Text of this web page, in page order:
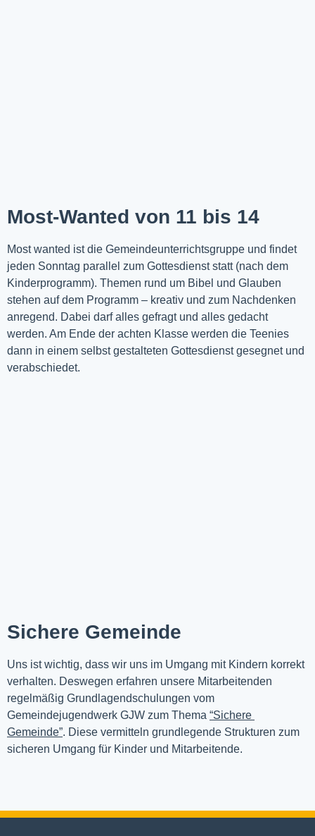
Most-Wanted von 11 bis 14
Most wanted ist die Gemeindeunterrichtsgruppe und findet
jeden Sonntag parallel zum Gottesdienst statt (nach dem
Kinderprogramm). Themen rund um Bibel und Glauben
stehen auf dem Programm – kreativ und zum Nachdenken
anregend. Dabei darf alles gefragt und alles gedacht
werden. Am Ende der achten Klasse werden die Teenies
dann in einem selbst gestalteten Gottesdienst gesegnet und
verabschiedet.
Sichere Gemeinde
Uns ist wichtig, dass wir uns im Umgang mit Kindern korrekt
verhalten. Deswegen erfahren unsere Mitarbeitenden
regelmäßig Grundlagendschulungen vom
Gemeindejugendwerk GJW zum Thema “Sichere
Gemeinde”. Diese vermitteln grundlegende Strukturen zum
sicheren Umgang für Kinder und Mitarbeitende.